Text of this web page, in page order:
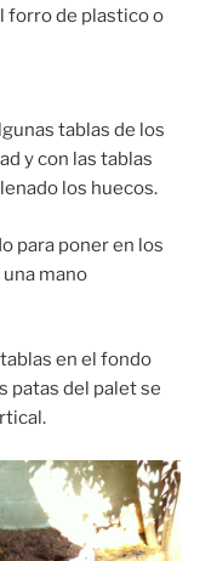
forro de plastico o
tablas de los
y con las tablas
los huecos.
para poner en los
mano
en el fondo
patas del palet se